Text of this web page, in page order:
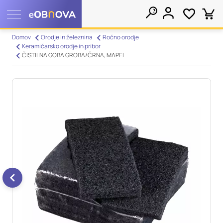
Domov Orodje in železnina
Ročno orodje
Keramičarsko orodje in pribor
ČISTILNA GOBA GROBA/ČRNA, MAPEI
Nastavitve piškotkov
Vaša zasebnost
Ko obiščete katero koli spletno mesto, mesto lahko shrani ali
deluje v skladu z vašimi pričakovanji. Te informacije običajno
ne razkrivajo neposredno vaše identitete, vendar vam lahko
zagotovijo bolj prilagojeno spletno uporabniško izkušnjo.
Nekatere vrste piškotkov lahko zavrnete. Klikajte različna
imena kategorij, da si ogledate več informacij in spremenite
privzete nastavitve. Blokiranje določenih vrst piškotkov vpliva
na vašo uporabo tega spletnega mesta in naše storitve.
informacij
Obvezni piškotki